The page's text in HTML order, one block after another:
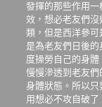
發揮的那些作用
效，想必老友們
類，但是西洋參
是為老友們日後
度操勞自己的身
慢慢滲透到老友
身體狀態。所以
用想必不攻自破了